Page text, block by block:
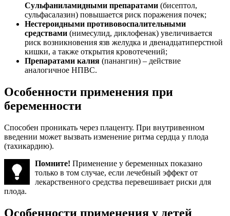
Сульфаниламидными препаратами (бисептол,
сульфасалазин) повышается риск поражения почек;
Нестероидными противовоспалительными
средствами (нимесулид, диклофенак) увеличивается
риск возникновения язв желудка и двенадцатиперстной
кишки, а также открытия кровотечений;
Препаратами калия (панангин) – действие
аналогичное НПВС.
Особенности применения при
беременности
Способен проникать через плаценту. При внутривенном
введении может вызвать изменение ритма сердца у плода
(тахикардию).
Помните! Применение у беременных показано
только в том случае, если лечебный эффект от
лекарственного средства перевешивает риски для
плода.
Особенности применения у детей